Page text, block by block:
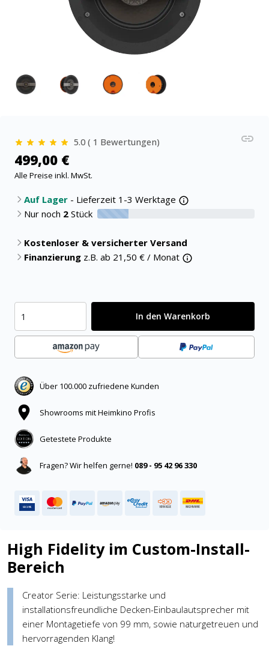
5.0 ( 1 Bewertungen)
499,00 €
Alle Preise inkl. MwSt.
Auf Lager - Lieferzeit 1-3 Werktage
Nur noch 2 Stück 20% verfügbar
Kostenloser & versicherter Versand
Finanzierung z.B. ab 21,50 € / Monat
In den Warenkorb
Über 100.000 zufriedene Kunden
Showrooms mit Heimkino Profis
Getestete Produkte
Fragen? Wir helfen gerne! 089 - 95 42 96 330
High Fidelity im Custom-Install-
Bereich
Creator Serie: Leistungsstarke und
installationsfreundliche Decken-Einbaulautsprecher mit
einer Montagetiefe von 99 mm, sowie naturgetreuen und
hervorragenden Klang!